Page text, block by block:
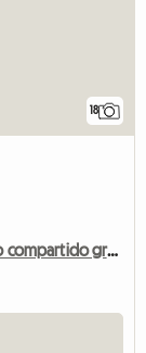
18
Se alquila habitación de 26 M2 en hermoso piso compartido grande